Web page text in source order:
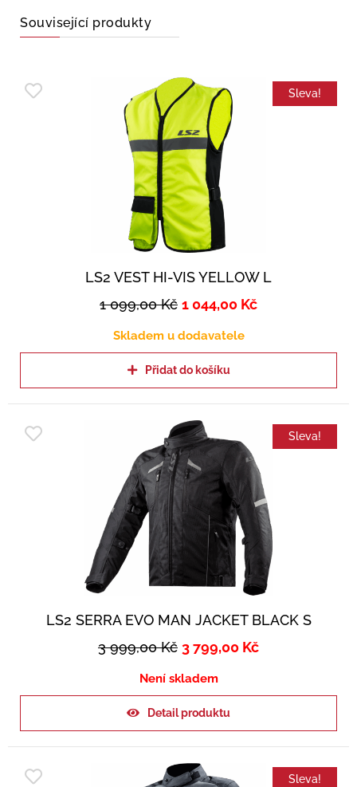
Související produkty
Sleva!
LS2 VEST HI-VIS YELLOW L
1 099,00Kč 1 044,00 Kč
Skladem u dodavatele
Přidat do košíku
Sleva!
LS2 SERRA EVO MAN JACKET BLACK S
3 999,00Kč 3 799,00 Kč
Není skladem
Detail produktu
Sleva!